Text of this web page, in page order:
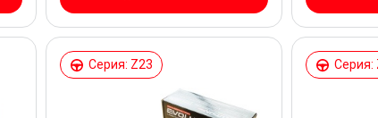
Серия: Z23 Серия: